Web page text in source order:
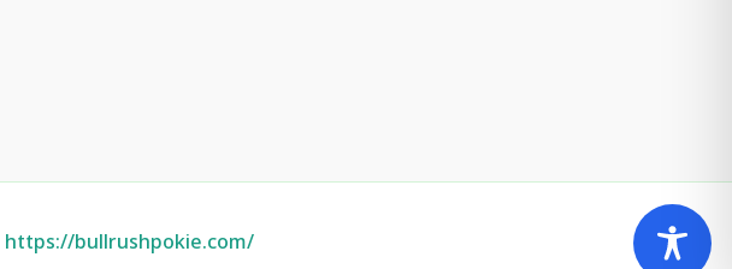
https://bullrushpokie.com/